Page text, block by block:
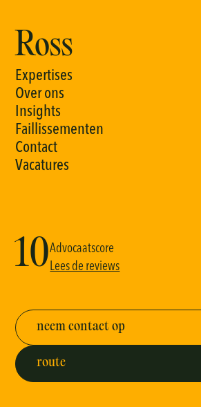
Ross
Expertises
Overons
Insights
Faillissementen
Contact
Vacatures
neem contact op
route
10Advocaatscore
Lees de reviews